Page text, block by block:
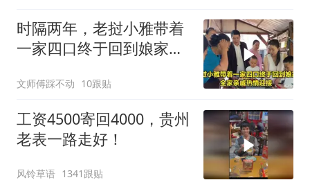
时隔两年，老挝小雅带着
一家四口终于回到娘家，
文师傅踩不动 10跟贴
工资4500寄回4000，贵州
老表一路走好！
风铃草语 1341跟贴